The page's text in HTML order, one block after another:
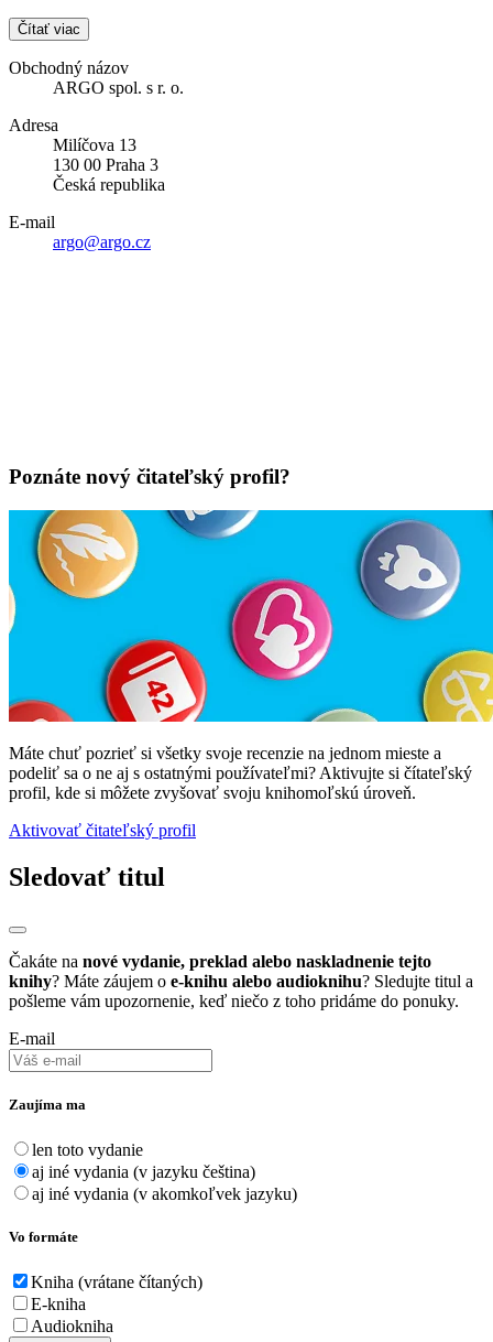
Čítať viac
Obchodný názov
ARGO spol. s r. o.
Adresa
Milíčova 13
130 00 Praha 3
Česká republika
E-mail
argo@argo.cz
Poznáte nový čitateľský profil?
Máte chuť pozrieť si všetky svoje recenzie na jednom mieste a
podeliť sa o ne aj s ostatnými používateľmi? Aktivujte si čítateľský
profil, kde si môžete zvyšovať svoju knihomoľskú úroveň.
Aktivovať čitateľský profil
Sledovať titul
Čakáte na nové vydanie, preklad alebo naskladnenie tejto
knihy? Máte záujem o e-knihu alebo audioknihu? Sledujte titul a
pošleme vám upozornenie, keď niečo z toho pridáme do ponuky.
E-mail
Zaujíma ma
len toto vydanie
aj iné vydania (v jazyku čeština)
aj iné vydania (v akomkoľvek jazyku)
Vo formáte
Kniha (vrátane čítaných)
E-kniha
Audiokniha